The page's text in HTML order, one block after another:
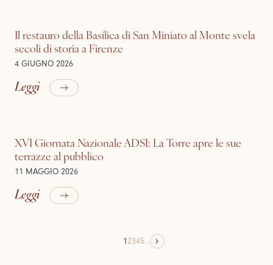
Il restauro della Basilica di San Miniato al Monte svela
secoli di storia a Firenze
4 GIUGNO 2026
Leggi
XVI Giornata Nazionale ADSI: La Torre apre le sue
terrazze al pubblico
11 MAGGIO 2026
Leggi
12345...